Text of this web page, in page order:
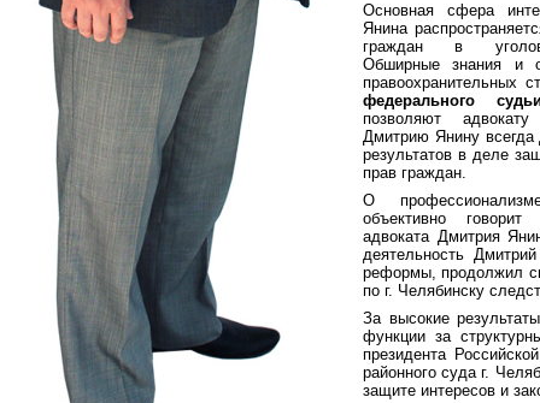
Основная сфера
Янина
граждан в
Обширные знания и
правоохранительных
федерального
позволяют
Дмитрию Янину всегда
результатов в деле
прав граждан.
О
объективно говорит
адвоката Дмитрия
деятельность
реформы, продолжил
по г. Челябинску
За высокие
функции за
президента
районного суда г.
защите интересов и